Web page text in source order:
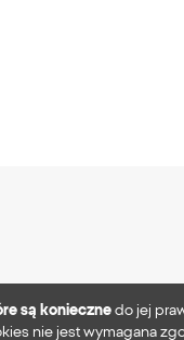
Polityka
są koniecznedo jej
nie jest wymagana